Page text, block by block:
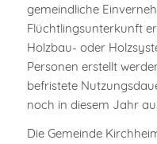
gemeindliche
Flüchtlingsunterkunft
Holzbau- oder
Personen erstellt
befristete
noch in diesem Jahr
Die Gemeinde